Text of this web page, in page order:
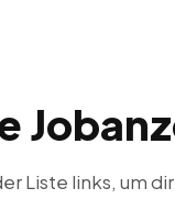
Liste links, um